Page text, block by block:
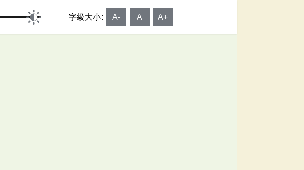
字級大小: A- A A+